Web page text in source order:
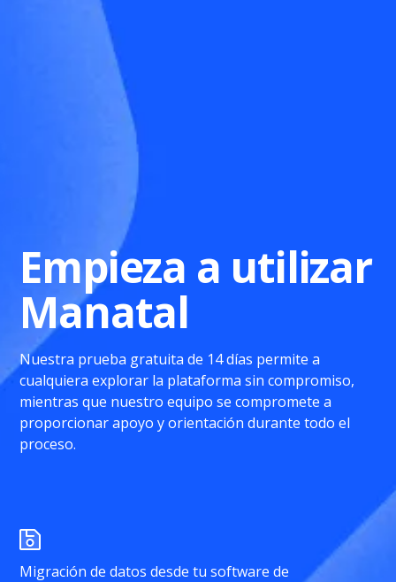
Empieza a utilizar
Manatal
Nuestra prueba gratuita de 14 días permite a
cualquiera explorar la plataforma sin compromiso,
mientras que nuestro equipo se compromete a
proporcionar apoyo y orientación durante todo el
proceso.
Migración de datos desde tu software de